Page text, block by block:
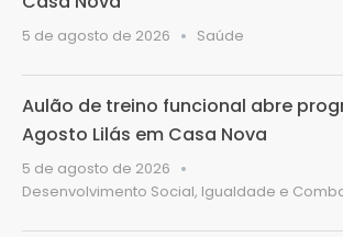
5 de agosto de 2026 Saúde
Aulão de treino funcional abre
Agosto Lilás em Casa Nova
5 de agosto de 2026
Desenvolvimento Social, Igualdade e